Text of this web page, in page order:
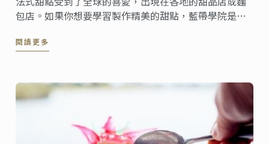
包店。如果你想要學習製作精美的甜點，藍帶學院是不
閱讀更多